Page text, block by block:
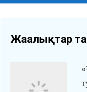
Жаңалықтар